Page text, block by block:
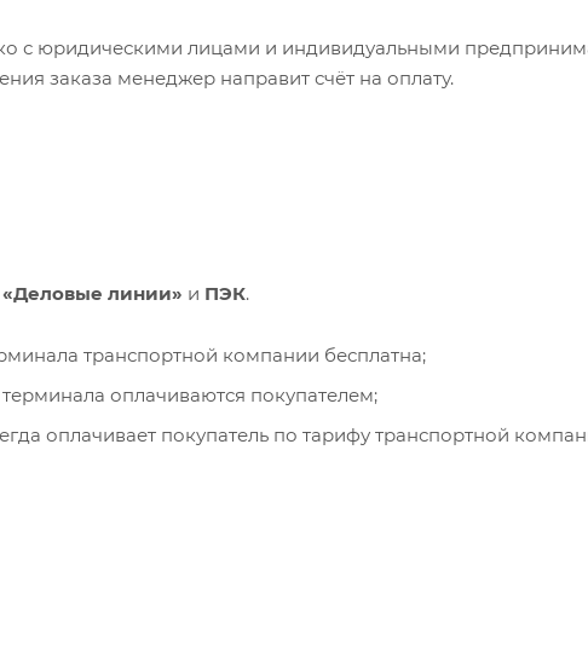
с юридическими лицами и индивидуальными
заказа менеджер направит счёт на оплату.
«Деловые линии» и ПЭК.
транспортной компании бесплатна;
оплачиваются покупателем;
оплачивает покупатель по тарифу транспортной